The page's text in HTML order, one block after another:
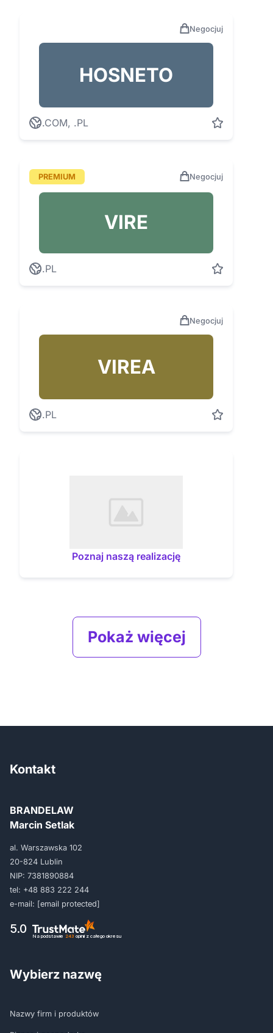
Negocjuj
HOSNETO
.COM, .PL
PREMIUM Negocjuj
VIRE
.PL
Negocjuj
VIREA
.PL
Poznaj naszą realizację
Pokaż więcej
Kontakt
BRANDELAW
Marcin Setlak
al. Warszawska 102
20-824 Lublin
NIP: 7381890884
tel: +48 883 222 244
e-mail: [email protected]
5.0
Na podstawie 243 opinii z całego okresu
Wybierz nazwę
Nazwy firm i produktów